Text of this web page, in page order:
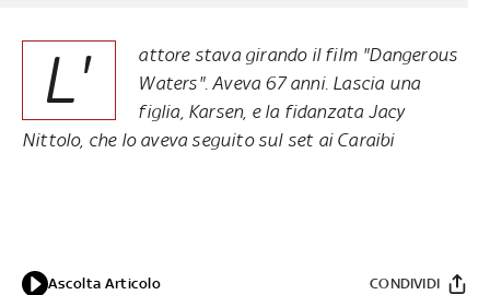
L'
attore stava girando il film "Dangerous
Waters". Aveva 67 anni. Lascia una
figlia, Karsen, e la fidanzata Jacy
Nittolo, che lo aveva seguito sul set ai Caraibi
Ascolta Articolo
CONDIVIDI